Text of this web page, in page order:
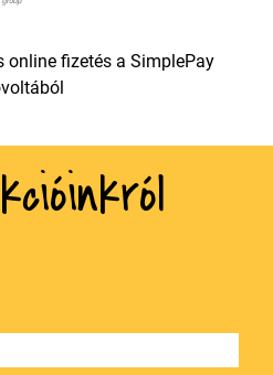
online fizetés a SimplePay